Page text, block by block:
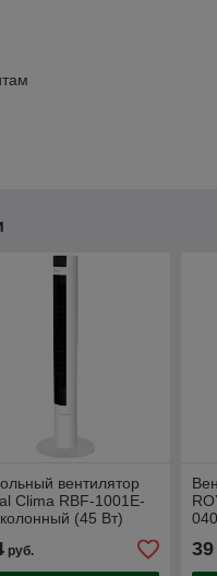
вентилятор
Clima RBF-1001E-
(45 Вт)
руб. 39